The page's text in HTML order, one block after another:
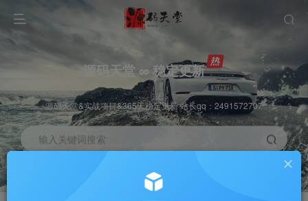
源码天堂 ∞ 稳定更新
源码天堂&实战项目&365天稳定更新 站长qq：2491572707
输入关键词搜索